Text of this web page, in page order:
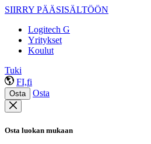
SIIRRY PÄÄSISÄLTÖÖN
Logitech G
Yritykset
Koulut
Tuki
FI,fi
Osta Osta
Osta luokan mukaan